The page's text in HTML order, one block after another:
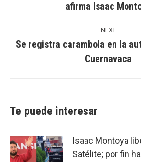
post:
afirma Isaac
NEXT
post:
Se registra carambola en la
Cuernavaca
Te puede interesar
Isaac Montoya
Satélite; por fin